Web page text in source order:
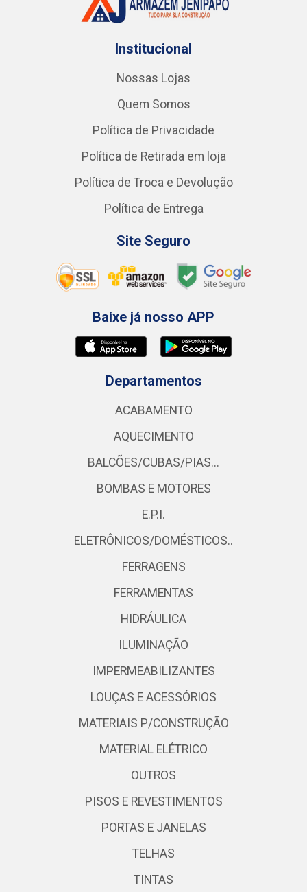
Institucional
Nossas Lojas
Quem Somos
Política de Privacidade
Política de Retirada em loja
Política de Troca e Devolução
Política de Entrega
Site Seguro
Baixe já nosso APP
Departamentos
ACABAMENTO
AQUECIMENTO
BALCÕES/CUBAS/PIAS...
BOMBAS E MOTORES
E.P.I.
ELETRÔNICOS/DOMÉSTICOS..
FERRAGENS
FERRAMENTAS
HIDRÁULICA
ILUMINAÇÃO
IMPERMEABILIZANTES
LOUÇAS E ACESSÓRIOS
MATERIAIS P/CONSTRUÇÃO
MATERIAL ELÉTRICO
OUTROS
PISOS E REVESTIMENTOS
PORTAS E JANELAS
TELHAS
TINTAS